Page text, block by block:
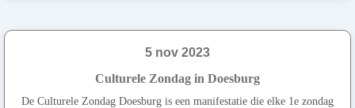
5 nov 2023
Culturele Zondag in Doesburg
De Culturele Zondag Doesburg is een manifestatie die elke 1e zondag